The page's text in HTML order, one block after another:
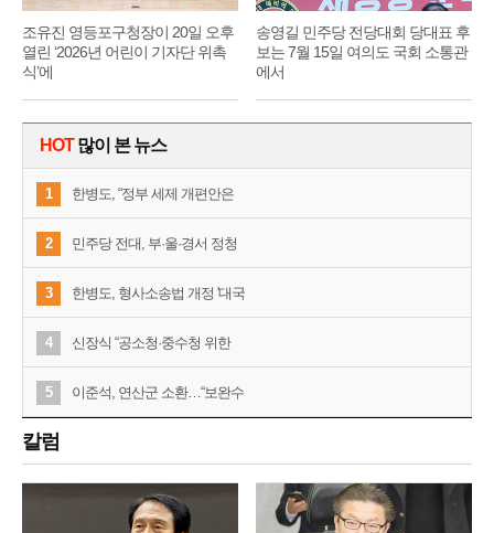
조유진 영등포구청장이 20일 오후
열린 ‘2026년 어린이 기자단 위촉
식’에
송영길 민주당 전당대회 당대표 후
보는 7월 15일 여의도 국회 소통관
에서
HOT많이 본 뉴스
1 한병도, “정부 세제 개편안은
2 민주당 전대, 부·울·경서 정청
3 한병도, 형사소송법 개정 '대국
4 신장식 “공소청·중수청 위한
5 이준석, 연산군 소환…“보완수
칼럼